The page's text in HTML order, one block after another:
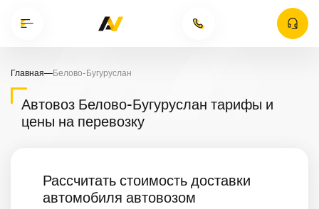
Главная—Белово-Бугуруслан
Автовоз Белово-Бугуруслан тарифы и
цены на перевозку
Рассчитать стоимость доставки
автомобиля автовозом